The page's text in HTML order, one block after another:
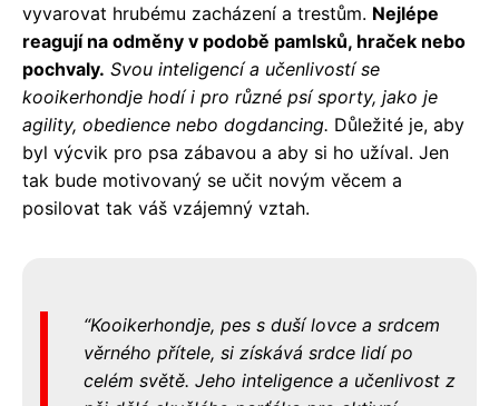
vyvarovat hrubému zacházení a trestům. Nejlépe
reagují na odměny v podobě pamlsků, hraček nebo
pochvaly. Svou inteligencí a učenlivostí se
kooikerhondje hodí i pro různé psí sporty, jako je
agility, obedience nebo dogdancing. Důležité je, aby
byl výcvik pro psa zábavou a aby si ho užíval. Jen
tak bude motivovaný se učit novým věcem a
posilovat tak váš vzájemný vztah.
Kooikerhondje, pes s duší lovce a srdcem
věrného přítele, si získává srdce lidí po
celém světě. Jeho inteligence a učenlivost z